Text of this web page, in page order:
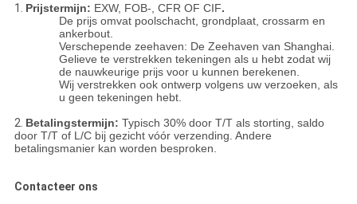
1. Prijstermijn: EXW, FOB-, CFR OF CIF.
De prijs omvat poolschacht, grondplaat, crossarm en
ankerbout.
Verschepende zeehaven: De Zeehaven van Shanghai.
Gelieve te verstrekken tekeningen als u hebt zodat wij
de nauwkeurige prijs voor u kunnen berekenen.
Wij verstrekken ook ontwerp volgens uw verzoeken, als
u geen tekeningen hebt.
2. Betalingstermijn: Typisch 30% door T/T als storting, saldo
door T/T of L/C bij gezicht vóór verzending. Andere
betalingsmanier kan worden besproken.
Contacteer ons